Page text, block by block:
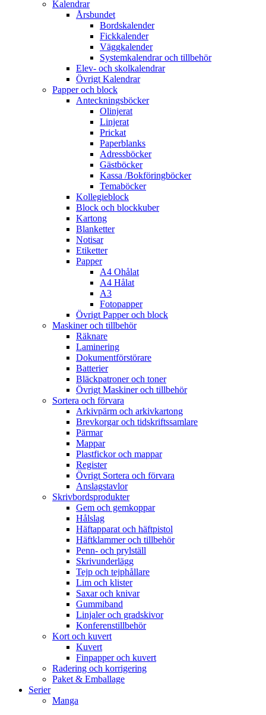
Kalendrar
Årsbundet
Bordskalender
Fickkalender
Väggkalender
Systemkalendrar och tillbehör
Elev- och skolkalendrar
Övrigt Kalendrar
Papper och block
Anteckningsböcker
Olinjerat
Linjerat
Prickat
Paperblanks
Adressböcker
Gästböcker
Kassa /Bokföringböcker
Temaböcker
Kollegieblock
Block och blockkuber
Kartong
Blanketter
Notisar
Etiketter
Papper
A4 Ohålat
A4 Hålat
A3
Fotopapper
Övrigt Papper och block
Maskiner och tillbehör
Räknare
Laminering
Dokumentförstörare
Batterier
Bläckpatroner och toner
Övrigt Maskiner och tillbehör
Sortera och förvara
Arkivpärm och arkivkartong
Brevkorgar och tidskriftssamlare
Pärmar
Mappar
Plastfickor och mappar
Register
Övrigt Sortera och förvara
Anslagstavlor
Skrivbordsprodukter
Gem och gemkoppar
Hålslag
Häftapparat och häftpistol
Häftklammer och tillbehör
Penn- och prylställ
Skrivunderlägg
Tejp och tejphållare
Lim och klister
Saxar och knivar
Gummiband
Linjaler och gradskivor
Konferenstillbehör
Kort och kuvert
Kuvert
Finpapper och kuvert
Radering och korrigering
Paket & Emballage
Serier
Manga